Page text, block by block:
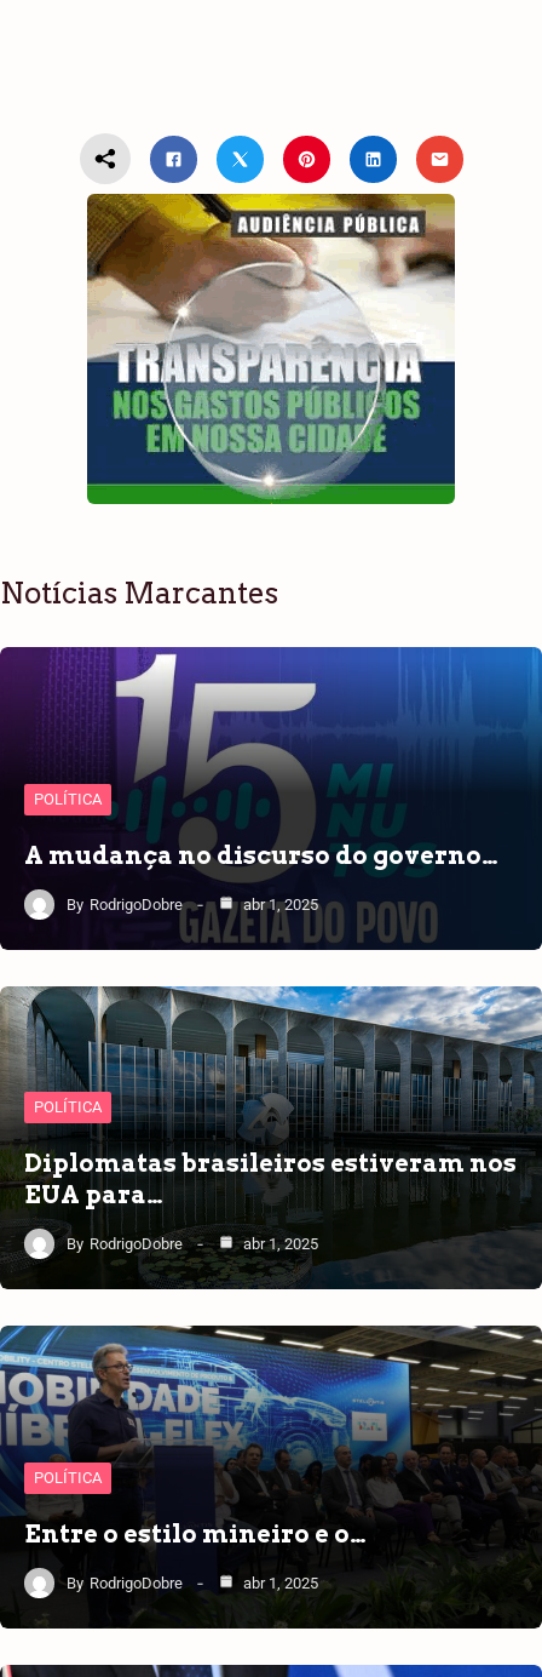
Notícias Marcantes
POLÍTICA
A mudança no discurso do governo…
By RodrigoDobre abr 1, 2025
POLÍTICA
Diplomatas brasileiros estiveram nos
EUA para…
By RodrigoDobre abr 1, 2025
POLÍTICA
Entre o estilo mineiro e o…
By RodrigoDobre abr 1, 2025